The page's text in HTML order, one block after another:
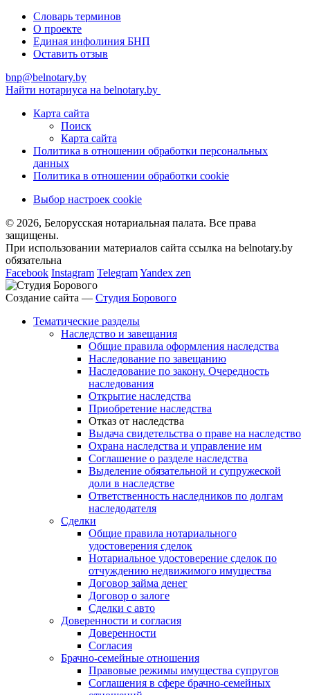
Словарь терминов
О проекте
Единая инфолиния БНП
Оставить отзыв
bnp@belnotary.by
Найти нотариуса на belnotary.by
Карта сайта
Поиск
Карта сайта
Политика в отношении обработки персональных
данных
Политика в отношении обработки cookie
Выбор настроек cookie
© 2026, Белорусская нотариальная палата. Все права
защищены.
При использовании материалов сайта ссылка на belnotary.by
обязательна
Facebook Instagram TelegramYandex zen
Создание сайта — Студия Борового
Тематические разделы
Наследство и завещания
Общие правила оформления наследства
Наследование по завещанию
Наследование по закону. Очередность
наследования
Открытие наследства
Приобретение наследства
Отказ от наследства
Выдача свидетельства о праве на наследство
Охрана наследства и управление им
Соглашение о разделе наследства
Выделение обязательной и супружеской
доли в наследстве
Ответственность наследников по долгам
наследодателя
Сделки
Общие правила нотариального
удостоверения сделок
Нотариальное удостоверение сделок по
отчуждению недвижимого имущества
Договор займа денег
Договор о залоге
Сделки с авто
Доверенности и согласия
Доверенности
Согласия
Брачно-семейные отношения
Правовые режимы имущества супругов
Соглашения в сфере брачно-семейных